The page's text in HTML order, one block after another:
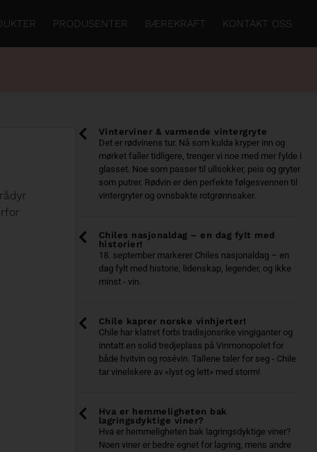
PRODUSENTER BÆREKRAFT KONTAKT OSS
Vinterviner & varmende vintergryte
Det er rødvinens tur. Nå som kulda kryper inn og
mørket faller tidligere, trenger vi noe med mer fylde i
glasset. Noe som passer til ullsokker, peis og gryter
som putrer. Rødvin er den perfekte følgesvennen til
vintergryter og ovnsbakte rotgrønnsaker.
Chiles nasjonaldag – en dag fylt med
historier!
18. september markerer Chiles nasjonaldag – en
dag fylt med historie, lidenskap, legender, og ikke
minst - vin.
Chile kaprer norske vinhjerter!
Chile har klatret forbi tradisjonsrike vingiganter og
inntatt en solid tredjeplass på Vinmonopolet for
både hvitvin og rosévin. Tallene taler for seg - Chile
tar vinelskere av «lyst og lett» med storm!
Hva er hemmeligheten bak
lagringsdyktige viner?
Hva er hemmeligheten bak lagringsdyktige viner?
Noen viner er bedre egnet for lagring, mens andre